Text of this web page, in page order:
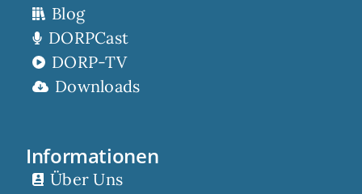
Blog
DORPCast
DORP-TV
Downloads
Informationen
Über Uns